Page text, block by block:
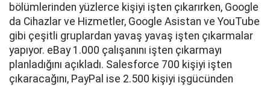
bölümlerinden yüzlerce kişiyi işten çıkarırken, Google
da Cihazlar ve Hizmetler, Google Asistan ve YouTube
gibi çeşitli gruplardan yavaş yavaş işten çıkarmalar
yapıyor. eBay 1.000 çalışanını işten çıkarmayı
planladığını açıkladı. Salesforce 700 kişiyi işten
çıkaracağını, PayPal ise 2.500 kişiyi işgücünden